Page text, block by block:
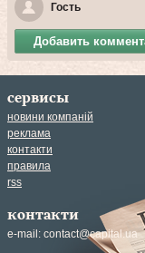
Гость
Добавить
сервисы
новини компаній
реклама
контакти
правила
rss
контакти
e-mail: contact@capital.ua